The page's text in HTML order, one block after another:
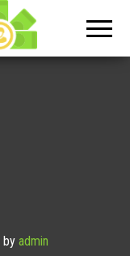
by admin